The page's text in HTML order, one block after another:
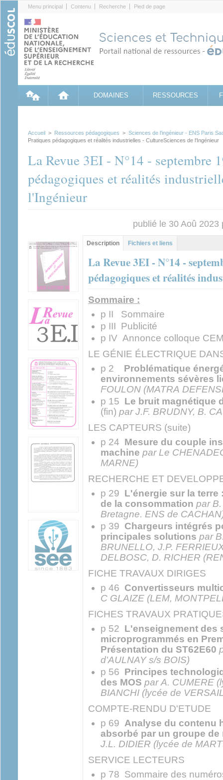
Menu principal Contenu Recherche Pied de page
DOMAINES RESSOURCES
Accueil > Ressources pédagogiques > Sciences de l'ingénieur - ENS Paris
Pratiques pédagogiques et réalités industrielles - CultureSciences de l'Ingénieur
La Revue 3EI - N°14 - septembre
pédagogiques et réalités
l'Ingénieur
publié le 30 Aoû
Contenu principal
Description (onglet
actif)
Fichiers et liens
La Revue 3EI - N°14 -
pédagogiques et réalités
Sommaire :
p II Sommaire
p III Publicité
p IV Annonce colloque
LE GÉNIE ÉLECTRIQUE
p 2 Problématique
environnements sévères
FOULON (MATRA
p 15 Le bruit magnétique
(fin) par J.F. BRUDNY, B.
LES CAPTEURS (suite)
p 24 Mesure du couple
machine par Le
MARNE)
RECHERCHE ET
p 29 L'énergie sur la terre
de la consommation par
Bretagne. ENS de
p 39 Chargeurs intégrés
principales solutions par
BRUNELLO, J.P.
DELBOSC, D. RICHER
FICHE TRAVAUX DIRIGES
p 46 Convertisseurs
C GLAIZE (LEM,
FICHES TRAVAUX
p 52 L'enseignement des
microprogrammés en
Présentation du ST62E60
d'AULNAY s/s BOIS)
p 56 Principes
des MOS par A. CUMERE
BIANCHI (lycée de
COMPTE-RENDU D'ETUDE
p 69 Analyse du contenu
absorbé par un groupe
J.L. DIDIER (lycée de
SERVICE LECTEURS
p 78 Sommaire des